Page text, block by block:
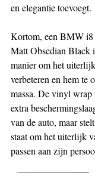
en elegantie toevoegt.
Kortom, een BMW
Matt Obsedian Black
manier om het
verbeteren en hem te
massa. De vinyl wrap
extra
van de auto, maar
staat om het uiterlijk
passen aan zijn